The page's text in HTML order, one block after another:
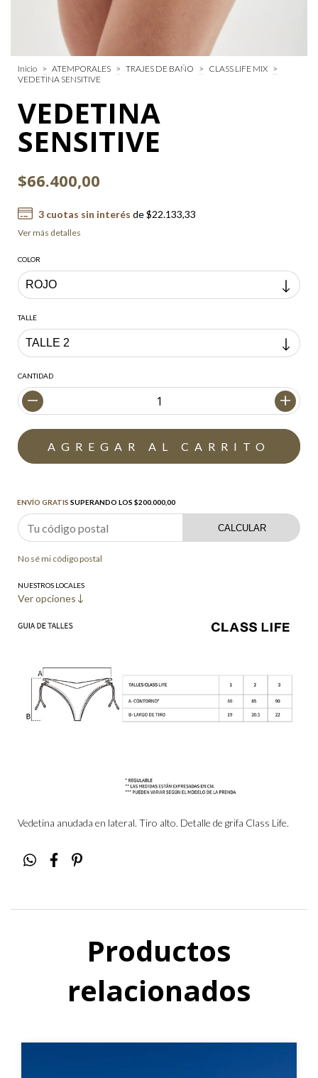
Inicio > ATEMPORALES > TRAJES DE BAÑO > CLASS LIFE MIX >
VEDETINA SENSITIVE
VEDETINA
SENSITIVE
$66.400,00
3cuotas sin interés de$22.133,33
Ver más detalles
COLOR
TALLE
CANTIDAD
ENVÍO GRATIS SUPERANDO LOS $200.000,00
CALCULAR
No sé mi código postal
NUESTROS LOCALES
Ver opciones
Vedetina anudada en lateral. Tiro alto. Detalle de grifa Class Life.
Productos
relacionados